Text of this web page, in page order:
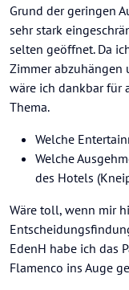
Grund der geringen
sehr stark
selten geöffnet. Da
Zimmer abzuhängen
wäre ich dankbar für
Thema.
Welche
Welche
des Hotels
Wäre toll, wenn mir
EdenH habe ich das
Flamenco ins Auge